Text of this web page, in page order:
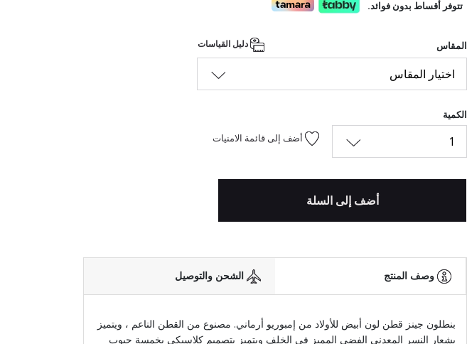
تتوفر أقساط بدون فوائد.
المقاس
اختيار المقاس
الكمية
1 أضف إلى قائمة الامنيات
أضف إلى السلة
وصف المنتج الشحن والتوصيل
بنطلون جينز قطن لون أبيض للأولاد من إمبوريو أرماني. مصنوع من القطن الناعم ، ويتميز
بشعار النسر المعدني الفضي المميز في الخلف ويتميز بتصميم كلاسيكي بخمسة جيوب